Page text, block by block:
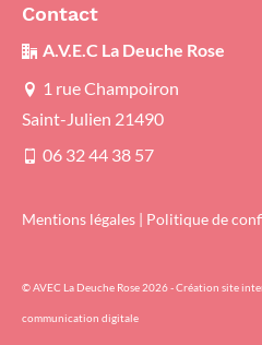
Contact
A.V.E.C La Deuche Rose
1 rue Champoiron
Saint-Julien 21490
06 32 44 38 57
Mentions légales | Politique de
© AVEC La Deuche Rose 2026 - Création site
communication digitale